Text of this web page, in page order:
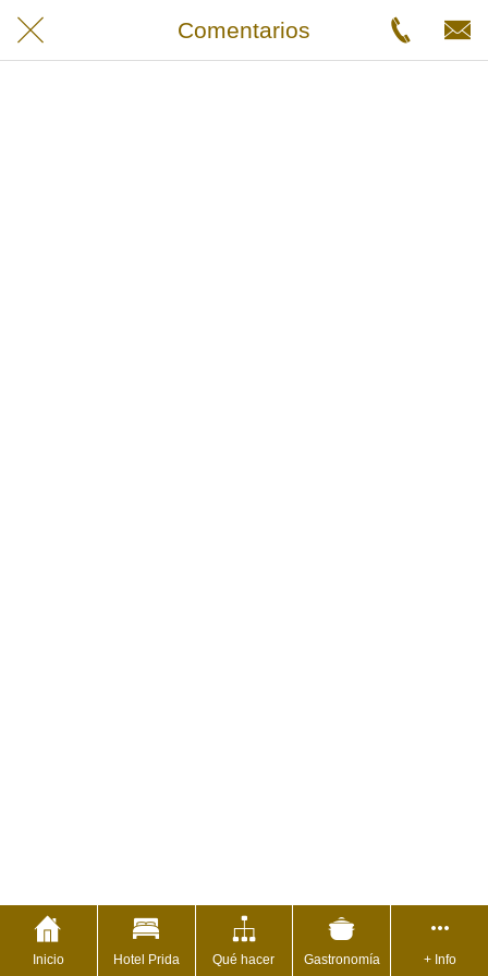
Comentarios
Inicio Hotel Prida Qué hacer Gastronomía + Info